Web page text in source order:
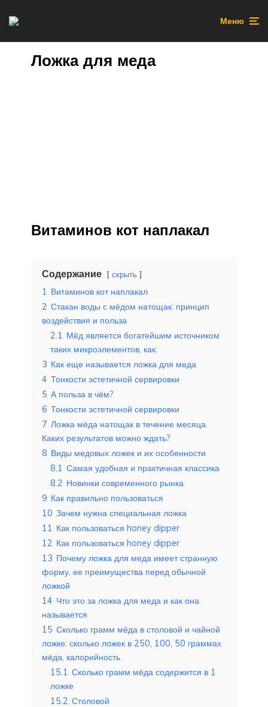
Меню
Ложка для меда
Витаминов кот наплакал
Содержание скрыть
1 Витаминов кот наплакал
2 Стакан воды с мёдом натощак: принцип
воздействия и польза
2.1 Мёд является богатейшим источником
таких микроэлементов, как:
3 Как еще называется ложка для меда
4 Тонкости эстетичной сервировки
5 А польза в чём?
6 Тонкости эстетичной сервировки
7 Ложка мёда натощак в течение месяца.
Каких результатов можно ждать?
8 Виды медовых ложек и их особенности
8.1 Самая удобная и практичная классика
8.2 Новинки современного рынка
9 Как правильно пользоваться
10 Зачем нужна специальная ложка
11 Как пользоваться honey dipper
12 Как пользоваться honey dipper
13 Почему ложка для меда имеет странную
форму, ее преимущества перед обычной
ложкой
14 Что это за ложка для меда и как она
называется
15 Сколько грамм мёда в столовой и чайной
ложке: сколько ложек в 250, 100, 50 граммах
мёда, калорийность
15.1 Сколько грамм мёда содержится в 1
ложке
15.2 Столовой